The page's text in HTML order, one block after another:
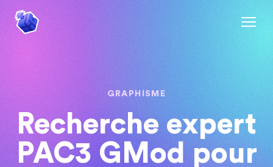
GRAPHISME
Recherche expert
PAC3 GMod pour